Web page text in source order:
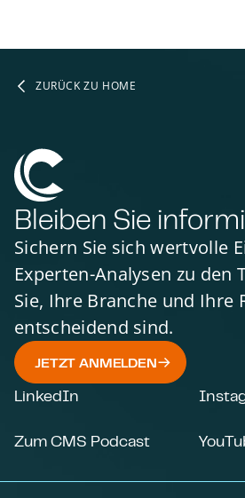
ZURÜCK ZU HOME
Bleiben Sie
Sichern Sie sich wertvolle
Experten-Analysen zu den
Sie, Ihre Branche und Ihre
entscheidend sind.
JETZT ANMELDEN
LinkedIn
Zum CMS Podcast